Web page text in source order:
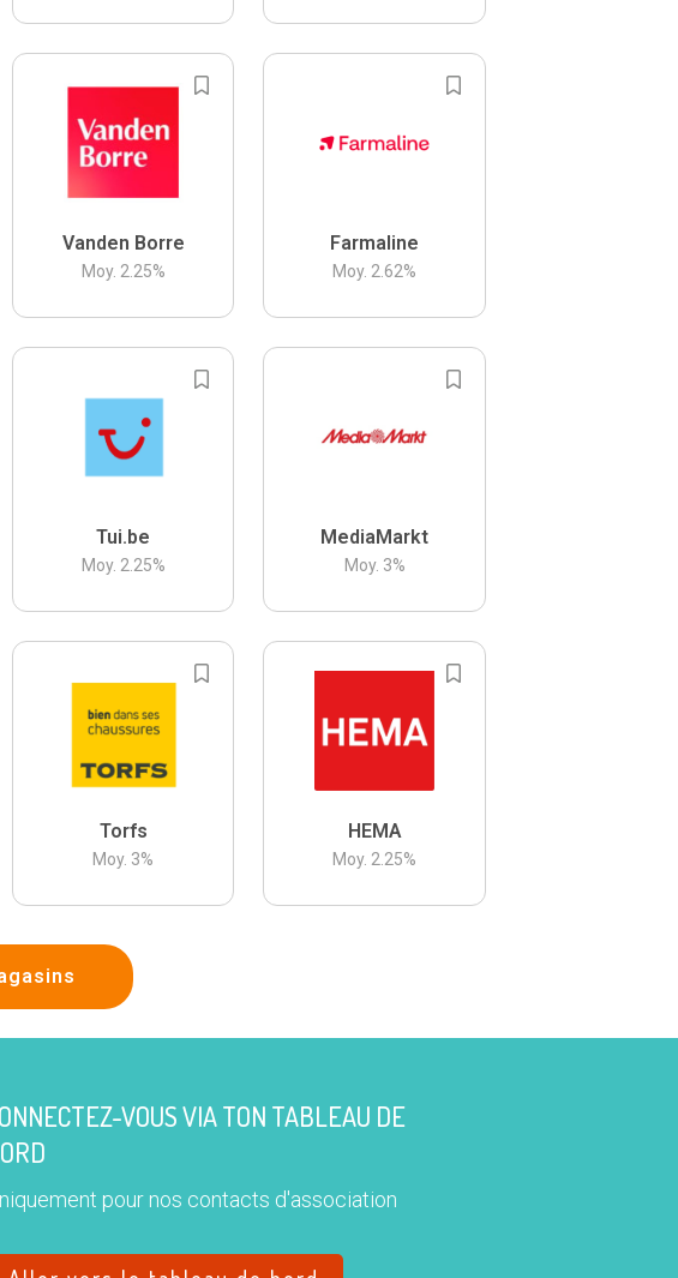
Vanden Borre
Moy. 2.25%
Farmaline
Moy. 2.62%
Tui.be
Moy. 2.25%
MediaMarkt
Moy. 3%
Torfs
Moy. 3%
HEMA
Moy. 2.25%
VOUS VIA TON TABLEAU DE
pour nos contacts d'association